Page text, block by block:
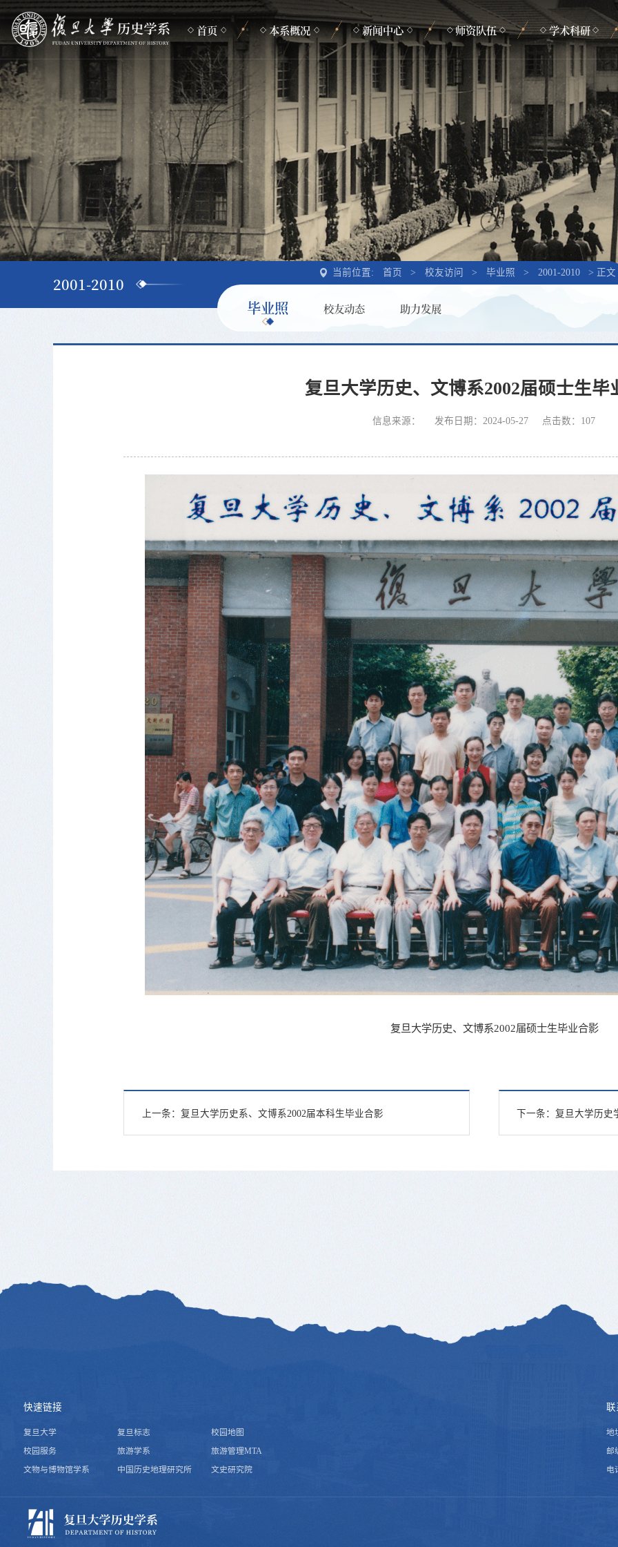
首页 本系概况
本系简介
组织机构
专业设置
联系方式
新闻中心
新闻动态
通知公告
师资队伍
在职教师
管理支撑
荣休教师
学术科研
学术活动
学术动态
最新著作
2001-2010
当前位置: 首页 > 校友访问 > 毕业照 > 2001-2010 > 正文
毕业照 校友动态 助力发展
复旦大学历史、文博系2002届硕士生毕
信息来源： 发布日期：2024-05-27 点击数： 107
复旦大学历史、文博系2002届硕士生毕业合影
上一条： 复旦大学历史系、文博系2002届本科生毕业合影 下一条：复旦大学历史
快速链接
复旦大学 复旦标志
校园地图
校园服务
旅游学系
旅游管理MTA
文物与博物馆学系
中国历史地理研究所 文史研究院
联
地
邮
电